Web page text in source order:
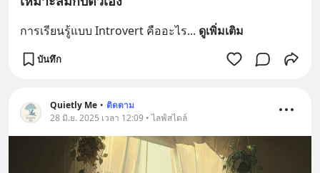
การเรียนรู้แบบ Introvert คืออะไร... ดูเพิ่มเติม
บันทึก
Quietly Me • ติดตาม
28 มิ.ย. 2025 เวลา 12:09 • ไลฟ์สไตล์